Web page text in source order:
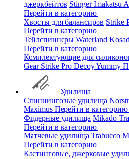
джеркбейтов StingerImakatsu
Перейти в категорию
Хвосты для балансиров Strike
Перейти в категорию
Тейлспиннеры Waterland
Перейти в категорию
Комплектующие для
Gear Strike Pro DecoyYummy
Удилища
Спиннинговые удилища
Maximus Перейти в категорию
Фидерные удилища Mikado
Перейти в категорию
Матчевые удилища Trabucco
Перейти в категорию
Кастинговые, джерковые